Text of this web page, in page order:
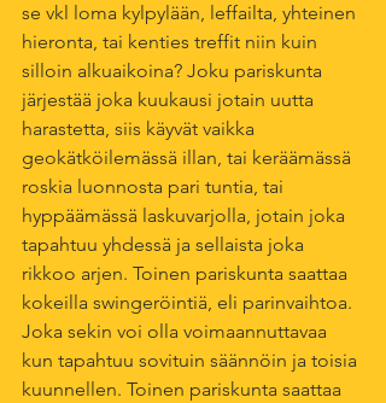
se vkl loma kylpylään, leffailta, yhteinen
hieronta, tai kenties treffit niin kuin
silloin alkuaikoina? Joku pariskunta
järjestää joka kuukausi jotain uutta
harastetta, siis käyvät vaikka
geokätköilemässä illan, tai keräämässä
roskia luonnosta pari tuntia, tai
hyppäämässä laskuvarjolla, jotain joka
tapahtuu yhdessä ja sellaista joka
rikkoo arjen. Toinen pariskunta saattaa
kokeilla swingeröintiä, eli parinvaihtoa.
Joka sekin voi olla voimaannuttavaa
kun tapahtuu sovituin säännöin ja toisia
kuunnellen. Toinen pariskunta saattaa